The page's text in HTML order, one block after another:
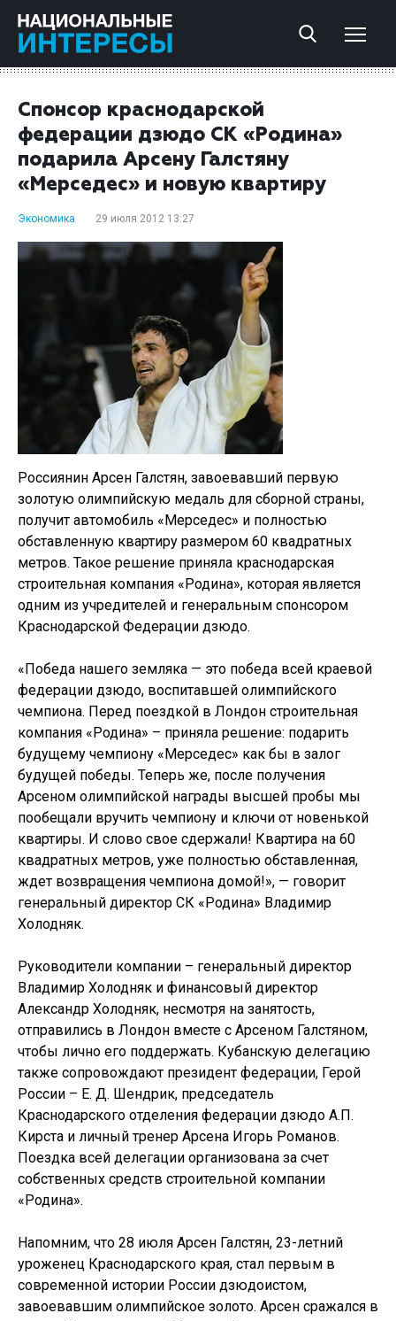
Спонсор краснодарской
федерации дзюдо СК «Родина»
подарила Арсену Галстяну
«Мерседес» и новую квартиру
Экономика 29 июля 2012 13:27
Россиянин Арсен Галстян, завоевавший первую
золотую олимпийскую медаль для сборной страны,
получит автомобиль «Мерседес» и полностью
обставленную квартиру размером 60 квадратных
метров. Такое решение приняла краснодарская
строительная компания «Родина», которая является
одним из учредителей и генеральным спонсором
Краснодарской Федерации дзюдо.
«Победа нашего земляка — это победа всей краевой
федерации дзюдо, воспитавшей олимпийского
чемпиона. Перед поездкой в Лондон строительная
компания «Родина» – приняла решение: подарить
будущему чемпиону «Мерседес» как бы в залог
будущей победы. Теперь же, после получения
Арсеном олимпийской награды высшей пробы мы
пообещали вручить чемпиону и ключи от новенькой
квартиры. И слово свое сдержали! Квартира на 60
квадратных метров, уже полностью обставленная,
ждет возвращения чемпиона домой!», — говорит
генеральный директор СК «Родина» Владимир
Холодняк.
Руководители компании – генеральный директор
Владимир Холодняк и финансовый директор
Александр Холодняк, несмотря на занятость,
отправились в Лондон вместе с Арсеном Галстяном,
чтобы лично его поддержать. Кубанскую делегацию
также сопровождают президент федерации, Герой
России – Е. Д. Шендрик, председатель
Краснодарского отделения федерации дзюдо А.П.
Кирста и личный тренер Арсена Игорь Романов.
Поездка всей делегации организована за счет
собственных средств строительной компании
«Родина».
Напомним, что 28 июля Арсен Галстян, 23-летний
уроженец Краснодарского края, стал первым в
современной истории России дзюдоистом,
завоевавшим олимпийское золото. Арсен сражался в